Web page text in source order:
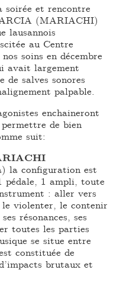
soirée et rencontre
(MARIACHI)
lausannois
au Centre
soins en décembre
avait largement
de salves sonores
palpable.
enchaineront
de bien
suit:
la configuration est
1 ampli, toute
: aller vers
violenter, le contenir
résonances, ses
toutes les parties
se situe entre
constituée de
brutaux et